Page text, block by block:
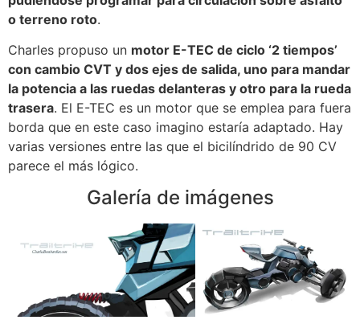
o terreno roto.
Charles propuso un motor E-TEC de ciclo ‘2 tiempos’
con cambio CVT y dos ejes de salida, uno para mandar
la potencia a las ruedas delanteras y otro para la rueda
trasera. El E-TEC es un motor que se emplea para fuera
borda que en este caso imagino estaría adaptado. Hay
varias versiones entre las que el bicilíndrido de 90 CV
parece el más lógico.
Galería de imágenes